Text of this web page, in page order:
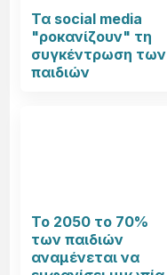
Τα social media
"ροκανίζουν" τη
συγκέντρωση των
παιδιών
Το 2050 το 70%
των παιδιών
αναμένεται να